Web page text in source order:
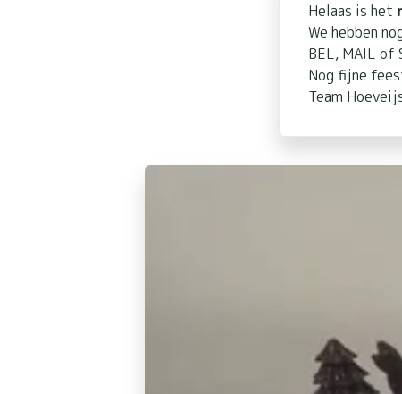
Helaas is het
We hebben
BEL, MAIL of
Nog fijne
Team